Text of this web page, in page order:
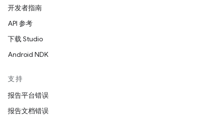
开发者指南
API 参考
下载 Studio
Android NDK
支持
报告平台错误
报告文档错误